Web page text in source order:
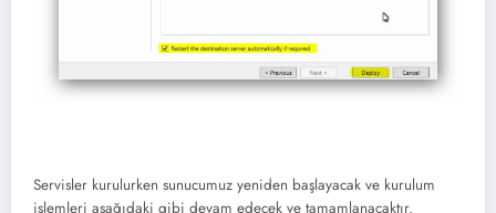
Servisler kurulurken sunucumuz yeniden başlayacak ve kurulum
işlemleri aşağıdaki gibi devam edecek ve tamamlanacaktır.